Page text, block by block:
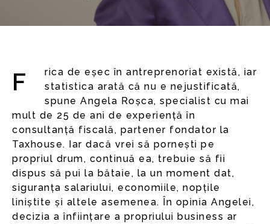
Frica de eșec în antreprenoriat există, iar
statistica arată că nu e nejustificată,
spune Angela Roșca, specialist cu mai
mult de 25 de ani de experiență în
consultanță fiscală, partener fondator la
Taxhouse. Iar dacă vrei să pornești pe
propriul drum, continuă ea, trebuie să fii
dispus să pui la bătaie, la un moment dat,
siguranța salariului, economiile, nopțile
liniștite și altele asemenea. În opinia Angelei,
decizia a înființare a propriului business ar